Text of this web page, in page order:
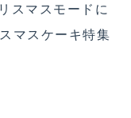
スマスモードに
マスケーキ特集